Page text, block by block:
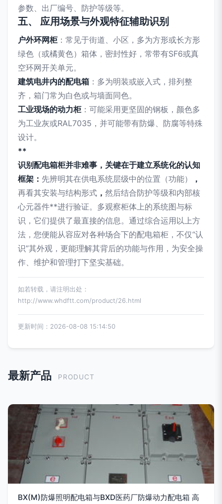
参数、出厂编号、防护等级等。
五、 应用场景与外观特征辅助识别
户外环网柜：常见于街道、小区，多为方形或长方形
绿色（或橘黄色）箱体，密封性好，常带有SF6或真
空环网开关单元。
建筑电井内的配电箱 ：多为明装或嵌入式，排列整
齐，箱门常为白色或与墙面同色。
工业现场的动力柜：可能采用更坚固的钢板，颜色多
为工业灰或RAL7035，并可能带有防爆、防腐等特殊
设计。
**
识别配电箱柜并非难事，关键在于建立系统化的认知
框架： 先辨明其在供电系统层级中的位置（功能）
，
再看其安装与结构形式 ， 然后结合防护等级和内部核
心元器件**进行验证。多观察柜体上的系统图与标
识，它们提供了最直接的信息。通过综合运用以上方
法，您便能从容应对各种场合下的配电箱柜，不仅“认
识”其外观，更能理解其背后的功能与作用，为安全操
作、维护和管理打下坚实基础。
如若转载，请注明出处：
http://www.whdftt.com/product/26.html
更新时间：2026-08-08 15:14:50
最新产品 PRODUCT
BX(M)防爆照明配电箱与BXD医药厂防爆动力配电箱 高